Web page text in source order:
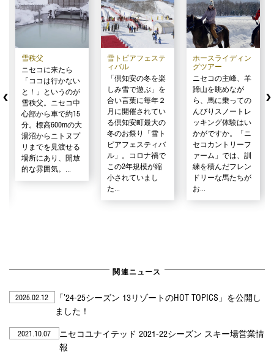
雪秩父
ニセコに来たら
「ココは行かない
と！」というのが
雪秩父。ニセコ中
心部から車で約15
分。標高600mの大
湯沼からニトヌプ
リまでを見渡せる
場所にあり、開放
的な雰囲気。...
雪トピアフェステ
ィバル
「倶知安の冬を楽
しみ雪で遊ぶ」を
合い言葉に毎年２
月に開催されてい
る倶知安町最大の
冬のお祭り「雪ト
ピアフェスティバ
ル」。コロナ禍で
この2年規模が縮
小されていまし
た...
ホースライディン
グツアー
ニセコの主峰、羊
蹄山を眺めなが
ら、馬に乗っての
んびりスノートレ
ッキング体験はい
かがですか。「ニ
セコカントリーフ
ァーム」では、訓
練を積んだフレン
ドリーな馬たちが
お...
関連ニュース
2025.02.12
「’24-25シーズン 13リゾートのHOT TOPICS」を公開し
ました！
2021.10.07
ニセコユナイテッド 2021-22シーズン スキー場営業情
報